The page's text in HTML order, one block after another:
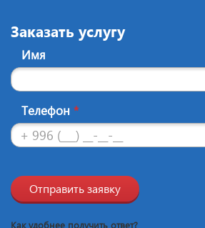
Заказать услугу
Имя
Телефон *
Отправить заявку
Как удобнее получить ответ?